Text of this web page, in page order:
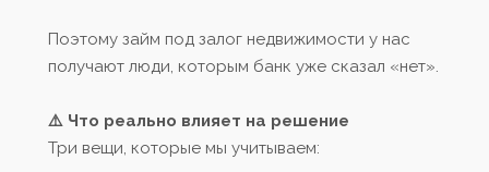
Поэтому займ под залог недвижимости у нас
получают люди, которым банк уже сказал «нет».
⚠️ Что реально влияет на решение
Три вещи, которые мы учитываем: